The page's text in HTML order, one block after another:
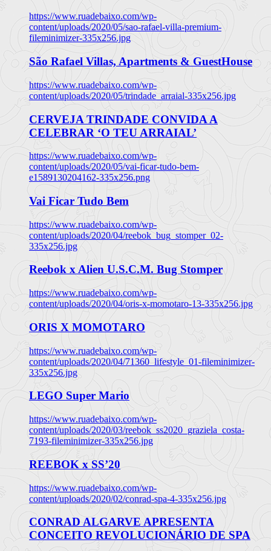
https://www.ruadebaixo.com/wp-
content/uploads/2020/05/sao-rafael-villa-premium-
fileminimizer-335x256.jpg
São Rafael Villas, Apartments & GuestHouse
https://www.ruadebaixo.com/wp-
content/uploads/2020/05/trindade_arraial-335x256.jpg
CERVEJA TRINDADE CONVIDA A
CELEBRAR ‘O TEU ARRAIAL’
https://www.ruadebaixo.com/wp-
content/uploads/2020/05/vai-ficar-tudo-bem-
e1589130204162-335x256.png
Vai Ficar Tudo Bem
https://www.ruadebaixo.com/wp-
content/uploads/2020/04/reebok_bug_stomper_02-
335x256.jpg
Reebok x Alien U.S.C.M. Bug Stomper
https://www.ruadebaixo.com/wp-
content/uploads/2020/04/oris-x-momotaro-13-335x256.jpg
ORIS X MOMOTARO
https://www.ruadebaixo.com/wp-
content/uploads/2020/04/71360_lifestyle_01-fileminimizer-
335x256.jpg
LEGO Super Mario
https://www.ruadebaixo.com/wp-
content/uploads/2020/03/reebok_ss2020_graziela_costa-
7193-fileminimizer-335x256.jpg
REEBOK x SS’20
https://www.ruadebaixo.com/wp-
content/uploads/2020/02/conrad-spa-4-335x256.jpg
CONRAD ALGARVE APRESENTA
CONCEITO REVOLUCIONÁRIO DE SPA